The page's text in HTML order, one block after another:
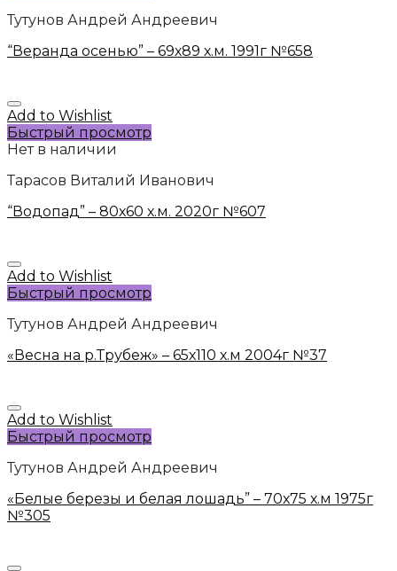
Тутунов Андрей Андреевич
“Веранда осенью” – 69х89 х.м. 1991г №658
Add to Wishlist
Быстрый просмотр
Нет в наличии
Тарасов Виталий Иванович
“Водопад” – 80х60 х.м. 2020г №607
Add to Wishlist
Быстрый просмотр
Тутунов Андрей Андреевич
«Весна на р.Трубеж» – 65х110 х.м 2004г №37
Add to Wishlist
Быстрый просмотр
Тутунов Андрей Андреевич
«Белые березы и белая лошадь” – 70х75 х.м 1975г
№305